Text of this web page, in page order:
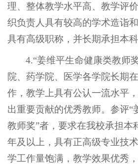
理、整体教学水平高、教学评
织负责人具有较高的学术造诣
具有高级职称，并长期承担本
4.“姜维平生命健康类教师
院、药学院、医学各学院长期
作，教学上具有公认一流水平
出重要贡献的优秀教师。参评“
教师奖”者，要求在我校承担本
年及以上，具有正高级专业技
学工作量饱满，教学效果优秀